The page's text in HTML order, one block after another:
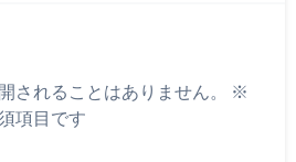
されることはありません。
※
項目です